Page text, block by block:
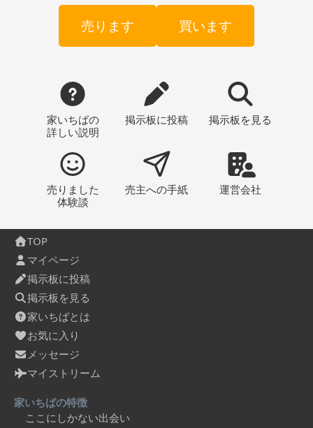
売ります 買います
家いちばの
詳しい説明
掲示板に投稿 掲示板 を見る
売りました
体験談
売主への手紙 運営会社
TOP
マイページ
掲示板に投稿
掲示板を見る
家いちばとは
お気に入り
メッセージ
マイストリーム
家いちばの特徴
ここにしかない出会い